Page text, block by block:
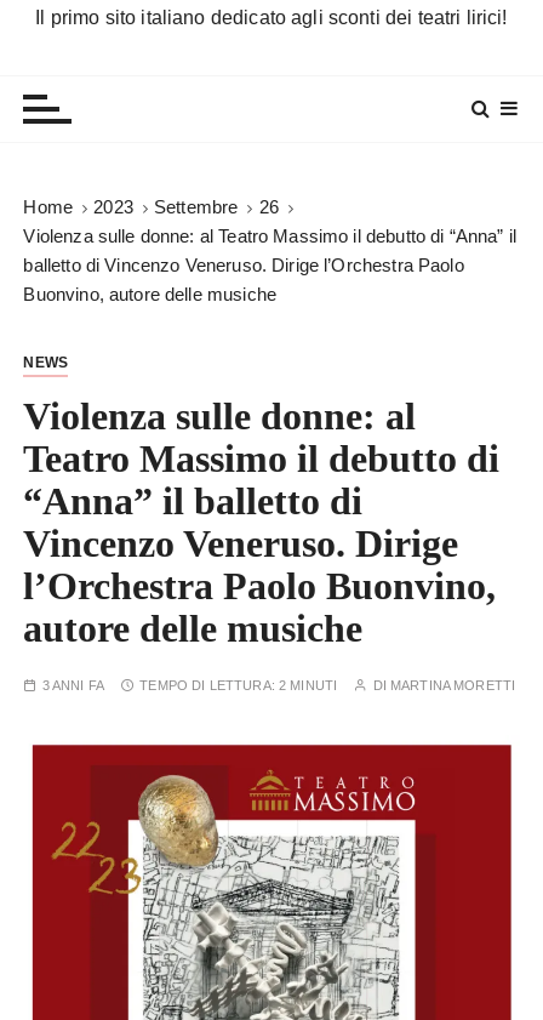
Il primo sito italiano dedicato agli sconti dei teatri lirici!
Home 2023 Settembre
26
Violenza sulle donne: al Teatro Massimo il debutto di “Anna” il
balletto di Vincenzo Veneruso. Dirige l’Orchestra Paolo
Buonvino, autore delle musiche
NEWS
Violenza sulle donne: al
Teatro Massimo il debutto di
“Anna” il balletto di
Vincenzo Veneruso. Dirige
l’Orchestra Paolo Buonvino,
autore delle musiche
3 ANNI FA TEMPO DI LETTURA:2 MINUTI DI MARTINA MORETTI